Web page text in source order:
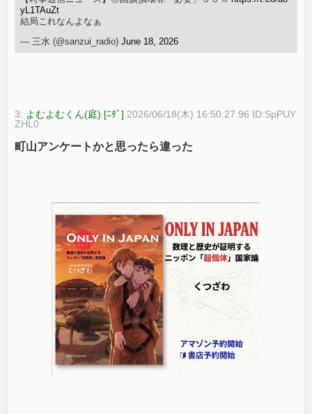
yL1TAuZt
結局これなんよなぁ
— 三水 (@sanzui_radio)June 18, 2026
3: よむよむくん(庭) [ﾆﾀﾞ] 2026/06/18(木) 16:50:27.96 ID:SpPUY
ZHL0
町山アンケートかと思ったら違った